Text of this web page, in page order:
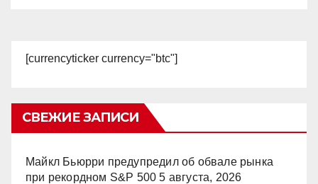
[currencyticker currency="btc"]
СВЕЖИЕ ЗАПИСИ
Майкл Бьюрри предупредил об обвале рынка
при рекордном S&P 500 5 августа, 2026